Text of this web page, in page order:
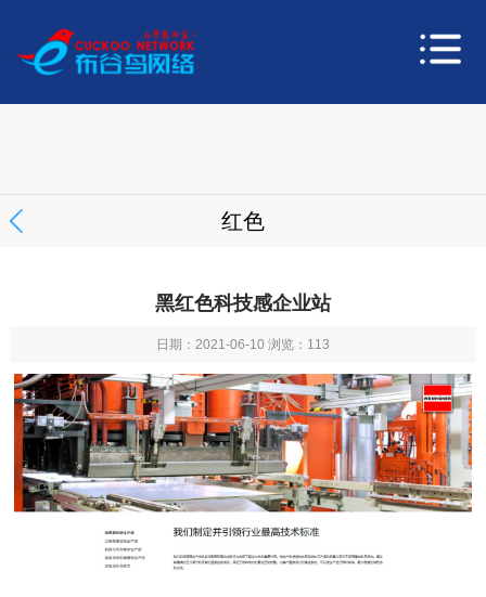
红色
黑红色科技感企业站
日期：2021-06-10 浏览： 113